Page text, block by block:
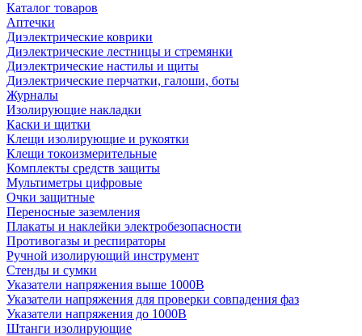
Каталог товаров
Аптечки
Диэлектрические коврики
Диэлектрические лестницы и стремянки
Диэлектрические настилы и щиты
Диэлектрические перчатки, галоши, боты
Журналы
Изолирующие накладки
Каски и щитки
Клещи изолирующие и рукоятки
Клещи токоизмерительные
Комплекты средств защиты
Мультиметры цифровые
Очки защитные
Переносные заземления
Плакаты и наклейки электробезопасности
Противогазы и респираторы
Ручной изолирующий инструмент
Стенды и сумки
Указатели напряжения выше 1000В
Указатели напряжения для проверки совпадения фаз
Указатели напряжения до 1000В
Штанги изолирующие